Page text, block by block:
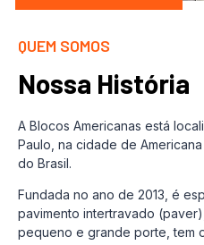
QUEM SOMOS
Nossa História
A Blocos Americanas está
Paulo, na cidade de
do Brasil.
Fundada no ano de 2013, é
pavimento intertravado
pequeno e grande porte, tem